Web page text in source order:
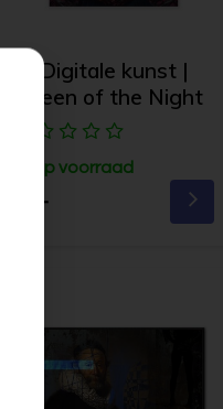
AI Digitale kunst |
Queen of the Night
Op voorraad
45,-